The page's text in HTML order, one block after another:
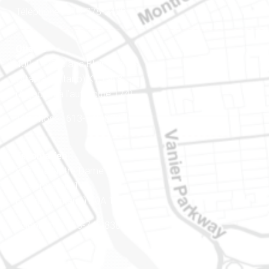
Téléphone : 819-778-2428
400-1420, place Blair Towers
Ottawa (Ontario) K1J 9L8
(Adjacent à l’autoroute 174)
Téléphone : 613-745-8387
Est ontarien
888, rue Notre-Dame
Case postale 101
Embrun (Ontario) K0A 1W1
Téléphone : 613-745-8387